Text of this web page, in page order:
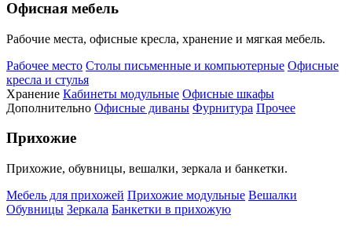
Офисная мебель
Рабочие места, офисные кресла, хранение и мягкая мебель.
Рабочее место Столы письменные и компьютерные Офисные
кресла и стулья
Хранение Кабинеты модульные Офисные шкафы
Дополнительно Офисные диваны Фурнитура Прочее
Прихожие
Прихожие, обувницы, вешалки, зеркала и банкетки.
Мебель для прихожей Прихожие модульные Вешалки
Обувницы Зеркала Банкетки в прихожую